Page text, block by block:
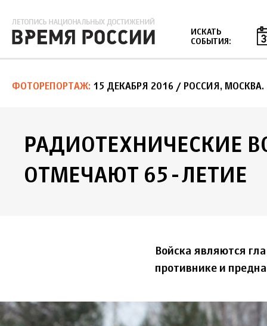
ИСКАТЬ
СОБЫТИЯ:
ФОТОРЕПОРТАЖ 15 ДЕКАБРЯ 2016 / РОССИЯ,
РАДИОТЕХНИЧЕСКИЕ
ОТМЕЧАЮТ 65-ЛЕТИЕ
Войска являются
противнике и